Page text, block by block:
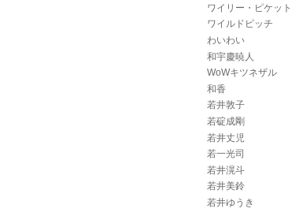
ワイリー・ピケット
ワイルドピッチ
わいわい
和宇慶暁人
WoWキツネザル
和香
若井敦子
若碇成剛
若井丈児
若一光司
若井滉斗
若井美鈴
若井ゆうき